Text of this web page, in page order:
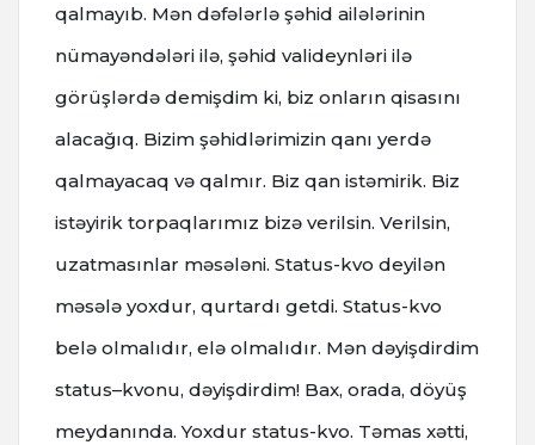
qalmayıb. Mən dəfələrlə şəhid ailələrinin
nümayəndələri ilə, şəhid valideynləri ilə
görüşlərdə demişdim ki, biz onların qisasını
alacağıq. Bizim şəhidlərimizin qanı yerdə
qalmayacaq və qalmır. Biz qan istəmirik. Biz
istəyirik torpaqlarımız bizə verilsin. Verilsin,
uzatmasınlar məsələni. Status-kvo deyilən
məsələ yoxdur, qurtardı getdi. Status-kvo
belə olmalıdır, elə olmalıdır. Mən dəyişdirdim
status–kvonu, dəyişdirdim! Bax, orada, döyüş
meydanında. Yoxdur status-kvo. Təmas xətti,